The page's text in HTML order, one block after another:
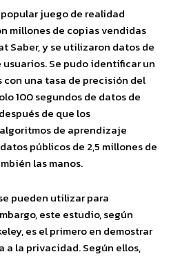
juego de realidad
millones de copias vendidas
Saber, y se utilizaron datos de
Se pudo identificar un
una tasa de precisión del
100 segundos de datos de
de que los
de aprendizaje
públicos de 2,5 millones de
las manos.
pueden utilizar para
este estudio, según
es el primero en demostrar
a la privacidad. Según ellos,